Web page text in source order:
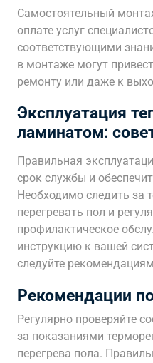
Самостоятельный
оплате услуг
соответствующими
в монтаже могут
ремонту или даже к
Эксплуатация
ламинатом:
Правильная
срок службы и
Необходимо следить за
перегревать пол и
профилактическое
инструкцию к вашей
следуйте
Рекомендации
Регулярно проверяйте
за показаниями
перегрева пола.